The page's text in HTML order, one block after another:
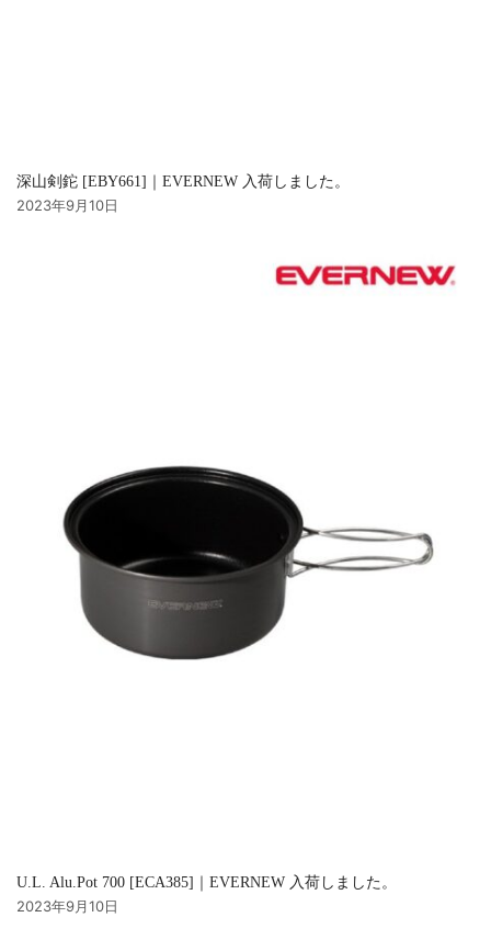
深山剣鉈 [EBY661]｜EVERNEW 入荷しました。
2023年9月10日
U.L. Alu.Pot 700 [ECA385]｜EVERNEW 入荷しました。
2023年9月10日